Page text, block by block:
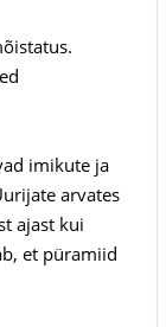
imikute ja
arvates
ajast kui
et püramiid